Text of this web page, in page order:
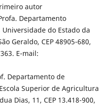
autor
Departamento
do Estado da
Geraldo, CEP 48905-680,
E-mail:
Departamento de
Superior de Agricultura
Dias, 11, CEP 13.418-900,